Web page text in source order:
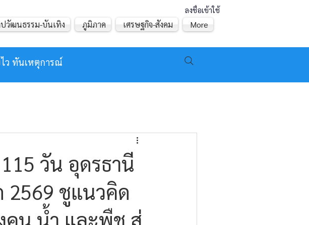
ลงชื่อเข้าใช้
ว ทันเหตุการณ์
วัฒนธรรม-บันเทิง ภูมิภาค เศรษฐกิจ-สังคม More
วัน อุดรธานี
2569 ชูแนวคิด
คน น้ำ และพืช สู่